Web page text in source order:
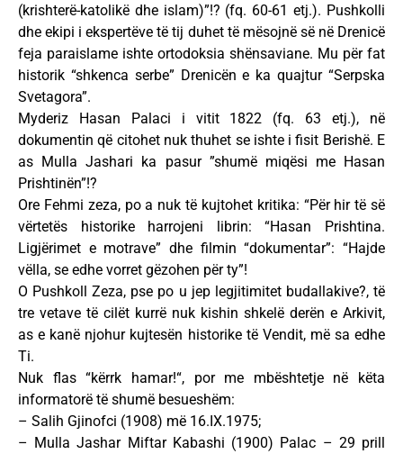
(krishterë-katolikë dhe islam)”!? (fq. 60-61 etj.). Pushkolli
dhe ekipi i ekspertëve të tij duhet të mësojnë së në Drenicë
feja paraislame ishte ortodoksia shënsaviane. Mu për fat
historik “shkenca serbe” Drenicën e ka quajtur “Serpska
Svetagora”.
Myderiz Hasan Palaci i vitit 1822 (fq. 63 etj.), në
dokumentin që citohet nuk thuhet se ishte i fisit Berishë. E
as Mulla Jashari ka pasur ”shumë miqësi me Hasan
Prishtinën”!?
Ore Fehmi zeza, po a nuk të kujtohet kritika: “Për hir të së
vërtetës historike harrojeni librin: “Hasan Prishtina.
Ligjërimet e motrave” dhe filmin “dokumentar”: “Hajde
vëlla, se edhe vorret gëzohen për ty”!
O Pushkoll Zeza, pse po u jep legjitimitet budallakive?, të
tre vetave të cilët kurrë nuk kishin shkelë derën e Arkivit,
as e kanë njohur kujtesën historike të Vendit, më sa edhe
Ti.
Nuk flas “kërrk hamar!“, por me mbështetje në këta
informatorë të shumë besueshëm:
– Salih Gjinofci (1908) më 16.IX.1975;
– Mulla Jashar Miftar Kabashi (1900) Palac – 29 prill